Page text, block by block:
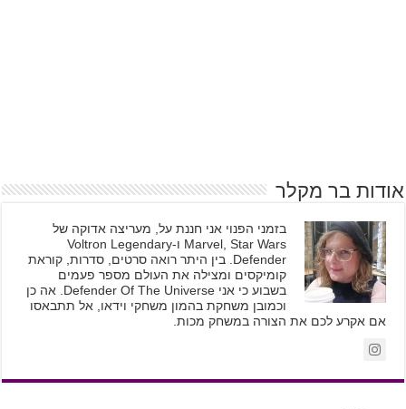
אודות בר מקלר
בזמני הפנוי אני חננת על, מעריצה אדוקה של
Marvel, Star Wars ו-Voltron Legendary
Defender. בין היתר רואה סרטים, סדרות, קוראת
קומיקסים ומצילה את העולם מספר פעמים
בשבוע כי אני Defender Of The Universe. אה כן
וכמובן משחקת בהמון משחקי וידאו, אל תתבאסו
אם אקרע לכם את הצורה במשחק מכות.